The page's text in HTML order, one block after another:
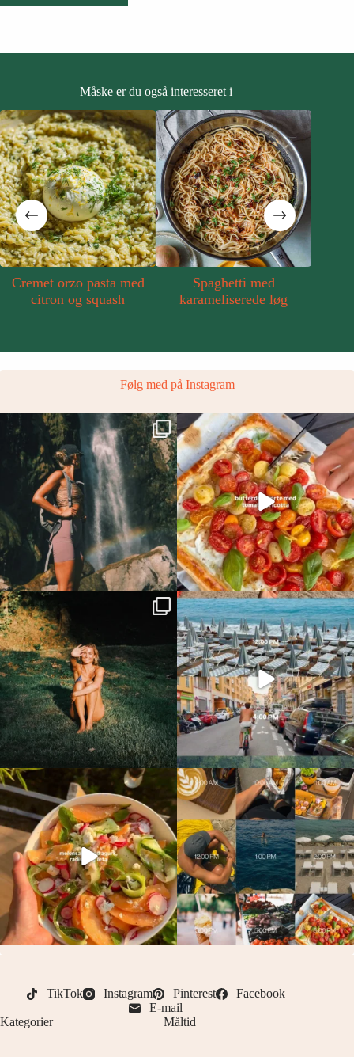
Måske er du også interesseret i
orzo pasta med
citron og squash
Spaghetti med
karameliserede løg
Følg med på Instagram
TikTok Instagram Pinterest
Facebook
E-mail
Kategorier
Måltid